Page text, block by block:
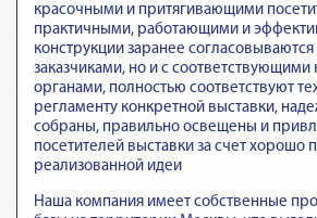
красочными и притягивающими
практичными, работающими и
конструкции заранее согласовываются
заказчиками, но и с
органами, полностью соответствуют
регламенту конкретной выставки,
собраны, правильно освещены и
посетителей выставки за счет хорошо
реализованной идеи
Наша компания имеет собственные